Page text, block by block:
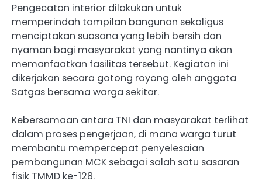
Pengecatan interior dilakukan untuk
memperindah tampilan bangunan sekaligus
menciptakan suasana yang lebih bersih dan
nyaman bagi masyarakat yang nantinya akan
memanfaatkan fasilitas tersebut. Kegiatan ini
dikerjakan secara gotong royong oleh anggota
Satgas bersama warga sekitar.
Kebersamaan antara TNI dan masyarakat terlihat
dalam proses pengerjaan, di mana warga turut
membantu mempercepat penyelesaian
pembangunan MCK sebagai salah satu sasaran
fisik TMMD ke-128.